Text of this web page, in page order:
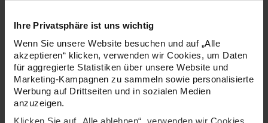
Ihre Privatsphäre ist uns wichtig
Wenn Sie unsere Website besuchen und auf „Alle
akzeptieren“ klicken, verwenden wir Cookies, um Daten
für aggregierte Statistiken über unsere Website und
Marketing-Kampagnen zu sammeln sowie personalisierte
Werbung auf Drittseiten und in sozialen Medien
anzuzeigen.
Klicken Sie auf „Alle ablehnen“, verwenden wir Cookies
Ricorumi Just Bees + Fruits +
Flowers englisch
3,99 €
Ricorumi Just Bees + Fruits +
Flowers niederländisch
3,99 €